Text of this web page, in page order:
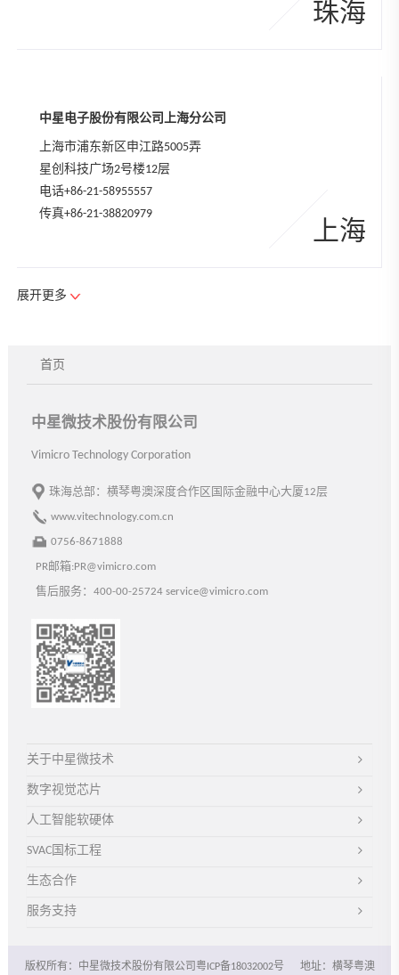
珠海
中星电子股份有限公司上海分公司
上海市浦东新区申江路5005弄
星创科技广场2号楼12层
电话+86-21-58955557
传真+86-21-38820979
上海
山西省综改示范区太原唐槐园区
大昌南路13号中星技术产业园
电话 +86-351-7551810
传真+86-351-7551801
天津经济技术开发区第五大街
电话+86-22-59861000
传真+86-22-59823100
万福中心2号楼3F01、02室
电话+86-591-38268278
福州
展开更多
首页
中星微技术股份有限公司
Vimicro Technology Corporation
珠海总部：横琴粤澳深度合作区国际金融中心大厦12层
www.vitechnology.com.cn
0756-8671888
PR邮箱:PR@vimicro.com
售后服务：400-00-25724 service@vimicro.com
关于中星微技术
数字视觉芯片
人工智能软硬体
SVAC国标工程
生态合作
服务支持
版权所有：中星微技术股份有限公司粤ICP备18032002号 地址：横琴粤澳